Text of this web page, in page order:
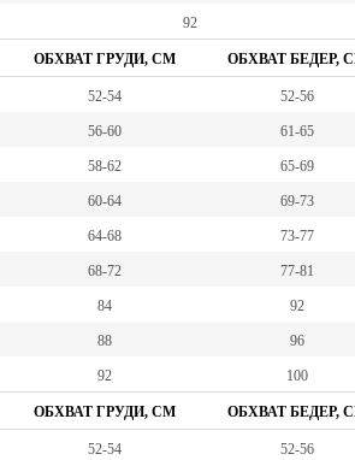
92
ОБХВАТ ГРУДИ, СМ ОБХВАТ БЕДЕР,
52-54 52-56
56-60 61-65
58-62 65-69
60-64 69-73
64-68 73-77
68-72 77-81
84 92
88 96
92 100
ОБХВАТ ГРУДИ, СМ ОБХВАТ БЕДЕР,
52-54 52-56